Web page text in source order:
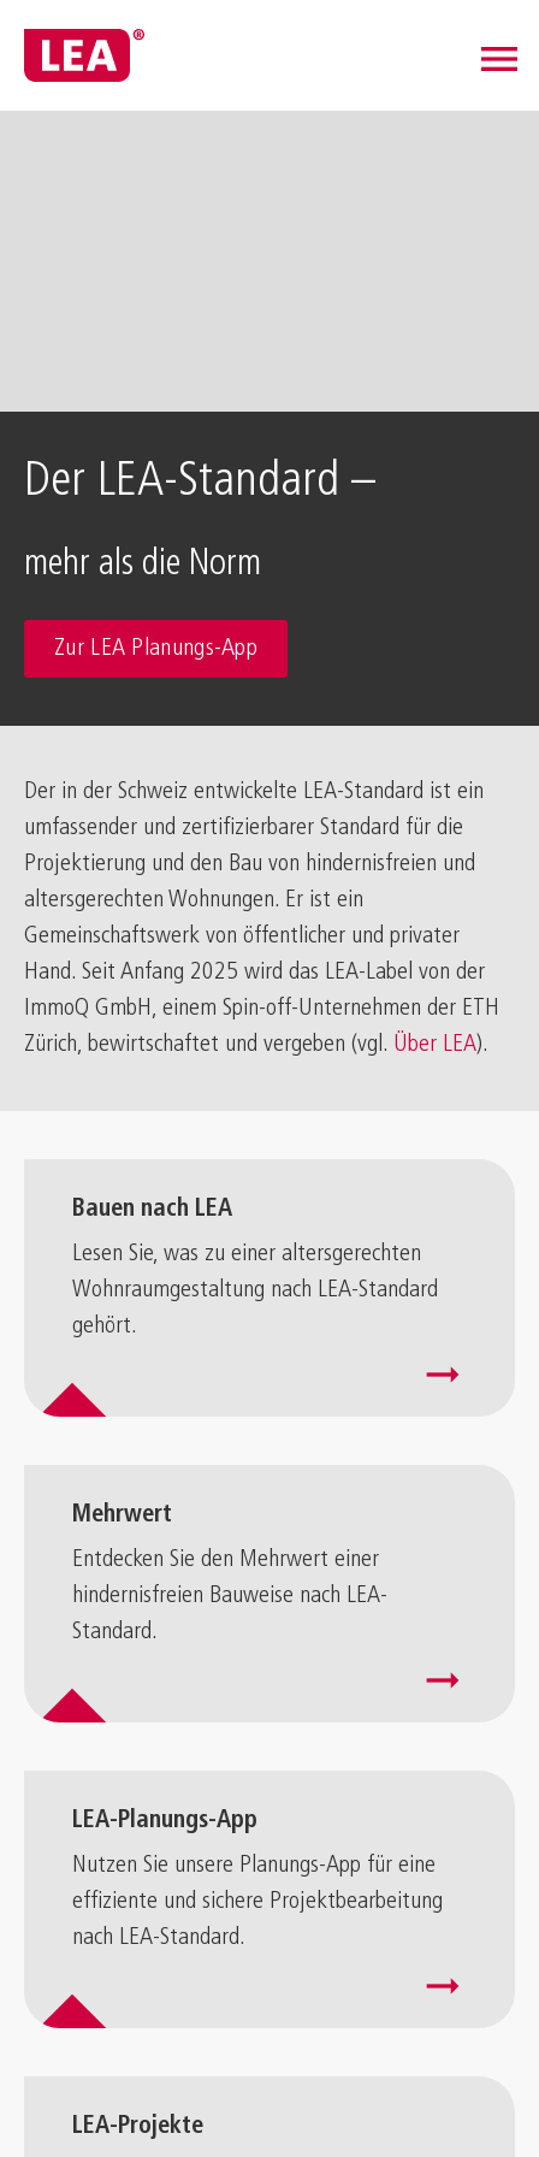
menu
Der LEA-Standard –
mehr als die Norm
Zur LEA Planungs-App
Der in der Schweiz entwickelte LEA-Standard ist ein
umfassender und zertifizierbarer Standard für die
Projektierung und den Bau von hindernisfreien und
altersgerechten Wohnungen. Er ist ein
Gemeinschaftswerk von öffentlicher und privater
Hand. Seit Anfang 2025 wird das LEA-Label von der
ImmoQ GmbH, einem Spin-off-Unternehmen der ETH
Zürich, bewirtschaftet und vergeben (vgl. Über LEA).
Bauen nach LEA
Lesen Sie, was zu einer altersgerechten
Wohnraumgestaltung nach LEA-Standard
gehört.
arrow_right_alt
Mehrwert
Entdecken Sie den Mehrwert einer
hindernisfreien Bauweise nach LEA-
Standard.
arrow_right_alt
LEA-Planungs-App
Nutzen Sie unsere Planungs-App für eine
effiziente und sichere Projektbearbeitung
nach LEA-Standard.
arrow_right_alt
LEA-Projekte